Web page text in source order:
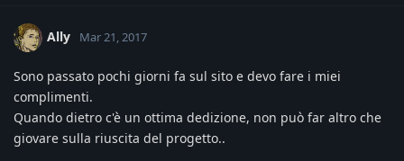
Ally Mar 21, 2017
Sono passato pochi giorni fa sul sito e devo fare i miei
complimenti.
Quando dietro c'è un ottima dedizione, non può far altro che
giovare sulla riuscita del progetto..